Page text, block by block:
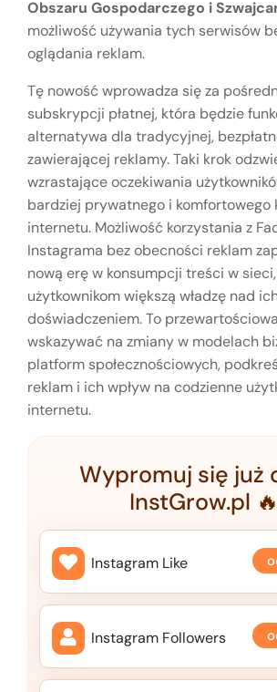
Obszaru Gospodarczego i
możliwość używania tych serwisów
oglądania reklam.
Tę nowość wprowadza się za
subskrypcji płatnej, która będzie
alternatywa dla tradycyjnej,
zawierającej reklamy. Taki krok
wzrastające oczekiwania
bardziej prywatnego i komfortowego
internetu. Możliwość korzystania z
Instagrama bez obecności reklam
nową erę w konsumpcji treści w
użytkownikom większą władzę nad
doświadczeniem. To
wskazywać na zmiany w modelach
platform społecznościowych,
reklam i ich wpływ na codzienne
internetu.
Wypromuj się już
InstGrow.pl 🔥
Instagram Like
Instagram Followers